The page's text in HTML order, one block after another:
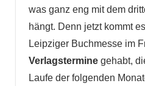
was ganz eng mit dem
hängt. Denn jetzt kommt
Leipziger Buchmesse im
Verlagsterminegehabt,
Laufe der folgenden